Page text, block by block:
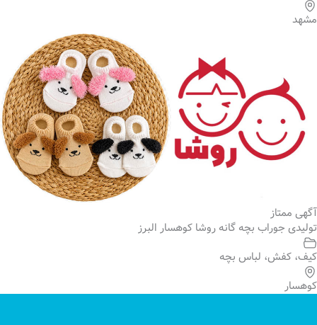
مشهد
آگهی ممتاز
تولیدی جوراب بچه گانه روشا کوهسار البرز
کیف، کفش، لباس بچه
کوهسار